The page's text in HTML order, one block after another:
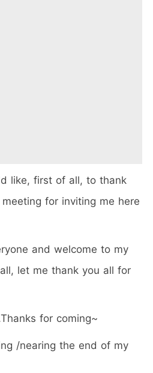
like, first of all, to thank
for inviting me here
and welcome to my
let me thank you all for
for coming~
/nearing the end of my